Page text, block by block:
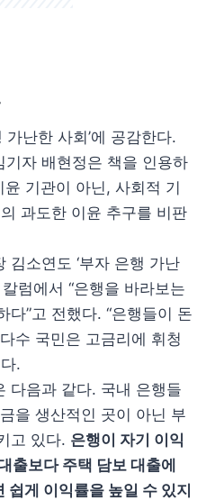
가난한 사회’에 공감한다.
기자 배현정은 책을 인용하
윤 기관이 아닌, 사회적 기
과도한 이윤 추구를 비판
김소연도 ‘부자 은행 가난
럼에서 “은행을 바라보는
다”고 전했다. “은행들이 돈
수 국민은 고금리에 휘청
.
다음과 같다. 국내 은행들
을 생산적인 곳이 아닌 부
고 있다. 은행이 자기 이익
출보다 주택 담보 대출에
쉽게 이익률을 높일 수 있지